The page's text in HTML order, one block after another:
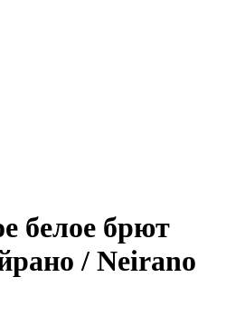
белое брют
/ Neirano